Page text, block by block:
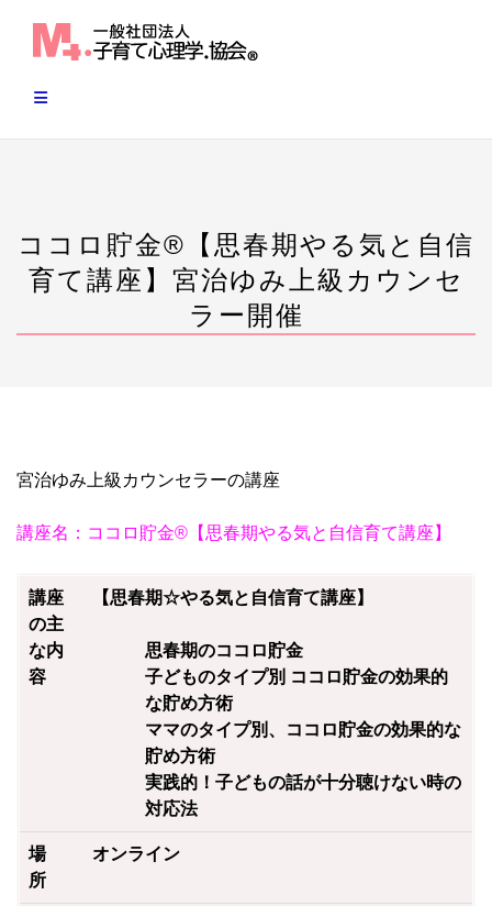
ココロ貯金®︎【思春期やる気と自信
育て講座】宮治ゆみ上級カウンセ
ラー開催
宮治ゆみ上級カウンセラーの講座
講座名：ココロ貯金®︎【思春期やる気と自信育て講座】
講座
の主
な内
容
【思春期☆やる気と自信育て講座】
思春期のココロ貯金
子どものタイプ別 ココロ貯金の効果的
な貯め方術
ママのタイプ別、ココロ貯金の効果的な
貯め方術
実践的！子どもの話が十分聴けない時の
対応法
場
所
オンライン